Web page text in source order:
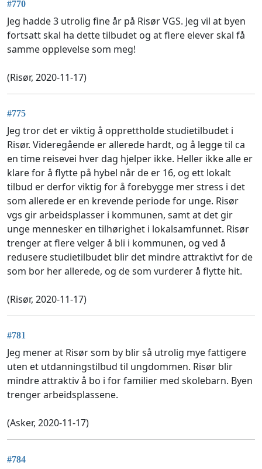
#770
Jeg hadde 3 utrolig fine år på Risør VGS. Jeg vil at byen
fortsatt skal ha dette tilbudet og at flere elever skal få
samme opplevelse som meg!
(Risør, 2020-11-17)
#775
Jeg tror det er viktig å opprettholde studietilbudet i
Risør. Videregående er allerede hardt, og å legge til ca
en time reisevei hver dag hjelper ikke. Heller ikke alle er
klare for å flytte på hybel når de er 16, og ett lokalt
tilbud er derfor viktig for å forebygge mer stress i det
som allerede er en krevende periode for unge. Risør
vgs gir arbeidsplasser i kommunen, samt at det gir
unge mennesker en tilhørighet i lokalsamfunnet. Risør
trenger at flere velger å bli i kommunen, og ved å
redusere studietilbudet blir det mindre attraktivt for de
som bor her allerede, og de som vurderer å flytte hit.
(Risør, 2020-11-17)
#781
Jeg mener at Risør som by blir så utrolig mye fattigere
uten et utdanningstilbud til ungdommen. Risør blir
mindre attraktiv å bo i for familier med skolebarn. Byen
trenger arbeidsplassene.
(Asker, 2020-11-17)
#784